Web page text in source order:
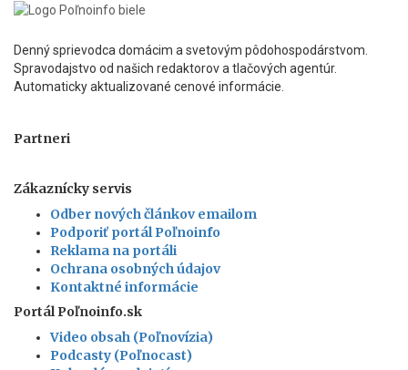
Denný sprievodca domácim a svetovým pôdohospodárstvom.
Spravodajstvo od našich redaktorov a tlačových agentúr.
Automaticky aktualizované cenové informácie.
Partneri
Zákaznícky servis
Odber nových článkov emailom
Podporiť portál Poľnoinfo
Reklama na portáli
Ochrana osobných údajov
Kontaktné informácie
Portál Poľnoinfo.sk
Video obsah (Poľnovízia)
Podcasty (Poľnocast)